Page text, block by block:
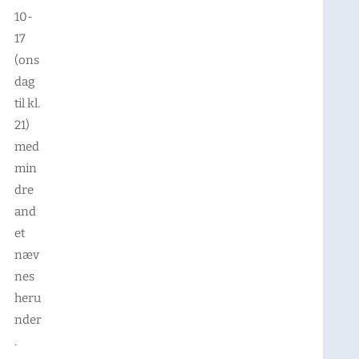
10-
17
(ons
dag
til kl.
21)
med
min
dre
and
et
næv
nes
heru
nder
.